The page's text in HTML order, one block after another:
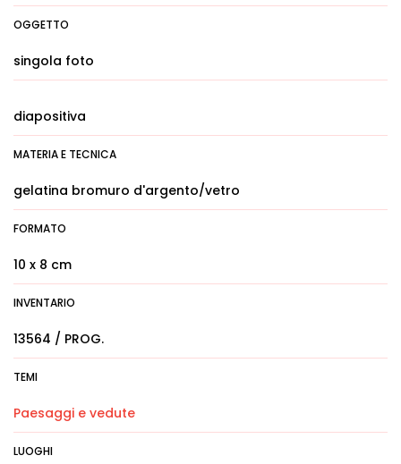
OGGETTO
singola foto
diapositiva
MATERIA E TECNICA
gelatina bromuro d'argento/vetro
FORMATO
10 x 8 cm
INVENTARIO
13564 / PROG.
TEMI
Paesaggi e vedute
LUOGHI